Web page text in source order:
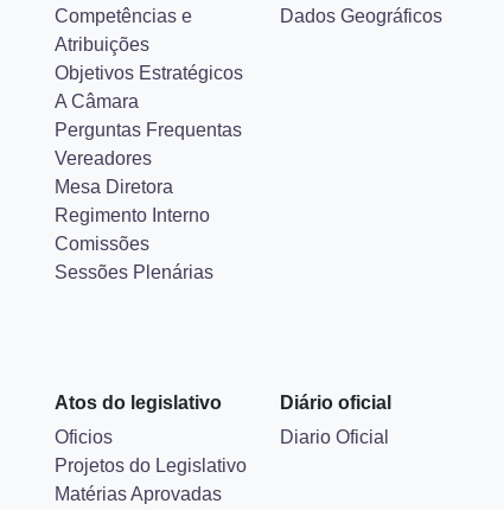
Competências e
Atribuições
Objetivos Estratégicos
A Câmara
Perguntas Frequentas
Vereadores
Mesa Diretora
Regimento Interno
Comissões
Sessões Plenárias
Dados Geográficos
Atos do legislativo
Oficios
Projetos do Legislativo
Matérias Aprovadas
Diário oficial
Diario Oficial